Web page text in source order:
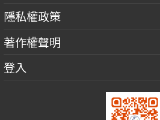
隱私權政策
著作權聲明
登入